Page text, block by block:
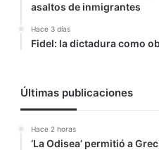
asaltos de inmigrantes
Hace 3 días
Fidel: la dictadura como
Últimas publicaciones
Hace 2 horas
‘La Odisea’ permitió a